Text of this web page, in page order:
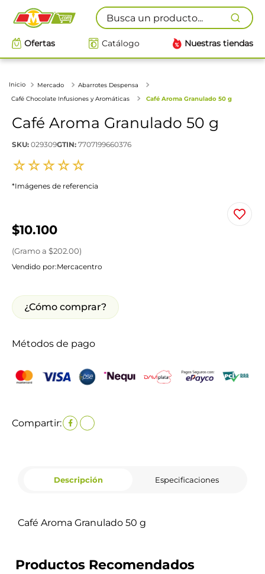
Busca un producto...
Ofertas Catálogo Nuestras tiendas
Mercado
Abarrotes Despensa
Café Chocolate Infusiones y Aromáticas
Café Aroma Granulado 50 g
Café Aroma Granulado 50 g
SKU: 029309GTIN: 7707199660376
☆☆☆☆☆
*Imágenes de referencia
$10.100
(Gramoa $202.00)
Vendido por:Mercacentro
¿Cómo comprar?
Métodos de pago
Compartir:
Descripción Especificaciones
Café Aroma Granulado 50 g
Productos Recomendados